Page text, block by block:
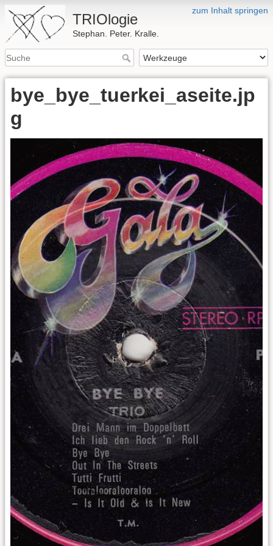
zum Inhalt springen
TRIOlogie
Stephan. Peter. Kralle.
bye_bye_tuerkei_aseite.jp
g